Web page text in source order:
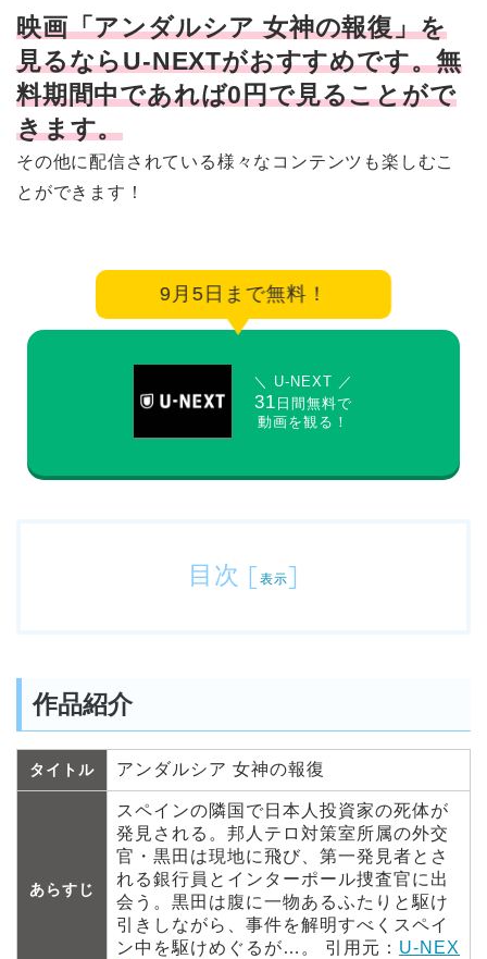
映画「アンダルシア 女神の報復」を
見るならU-NEXTがおすすめです。無
料期間中であれば0円で見ることがで
きます。
その他に配信されている様々なコンテンツも楽しむこ
とができます！
9月5日まで無料！
＼ U-NEXT ／
31 日間無料で
動画を観る！
目次 [ 表示]
作品紹介
タイトル アンダルシア 女神の報復
あらすじ
スペインの隣国で日本人投資家の死体が
発見される。邦人テロ対策室所属の外交
官・黒田は現地に飛び、第一発見者とさ
れる銀行員とインターポール捜査官に出
会う。黒田は腹に一物あるふたりと駆け
引きしながら、事件を解明すべくスペイ
ン中を駆けめぐるが…。 引用元： U-NEX